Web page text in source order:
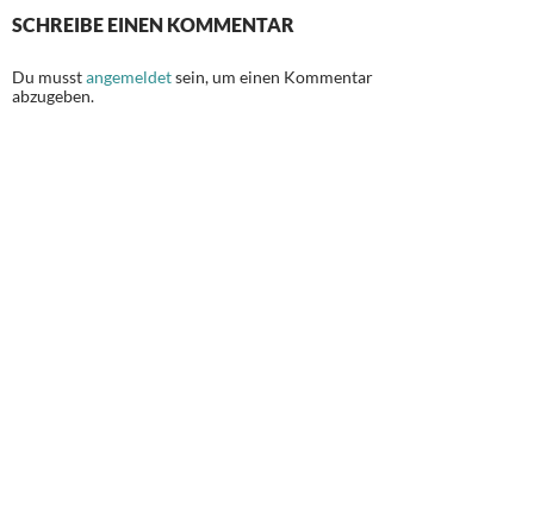
SCHREIBE EINEN KOMMENTAR
Du musstangemeldetsein, um einen Kommentar
abzugeben.